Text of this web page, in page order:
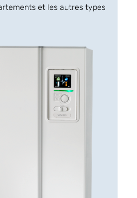
et les autres types